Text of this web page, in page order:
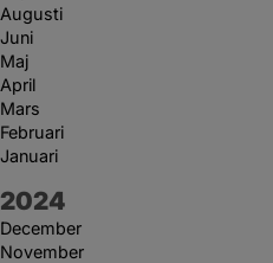
Augusti
Juni
Maj
April
Mars
Februari
Januari
År:
2024
December
November